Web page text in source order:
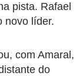
pista. Rafael
novo líder.
com Amaral,
do